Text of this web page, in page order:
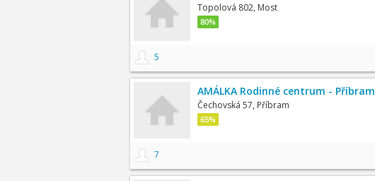
Topolová 802, Most
80%
5
AMÁLKA Rodinné centrum - Příbram
Čechovská 57, Příbram
65%
7